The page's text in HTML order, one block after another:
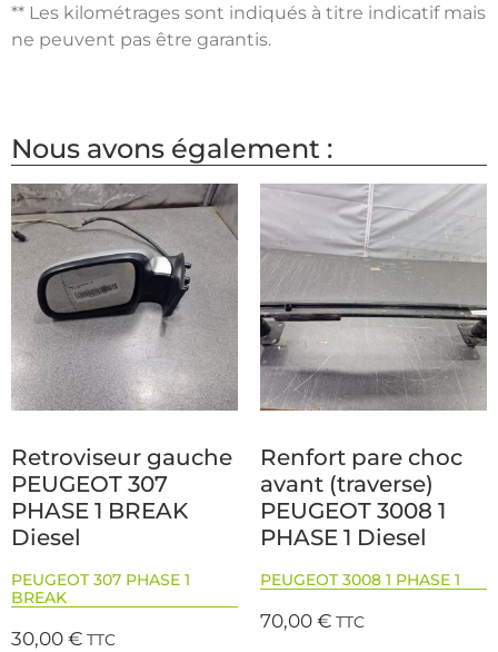
** Les kilométrages sont indiqués à titre indicatif mais
ne peuvent pas être garantis.
Nous avons également :
Retroviseur gauche
PEUGEOT 307
PHASE 1 BREAK
Diesel
PEUGEOT 307 PHASE 1
BREAK
30,00€ TTC
Renfort pare choc
avant (traverse)
PEUGEOT 3008 1
PHASE 1 Diesel
PEUGEOT 3008 1 PHASE 1
70,00€ TTC